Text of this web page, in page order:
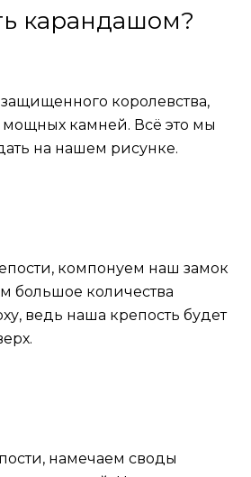
карандашом?
королевства,
камней. Всё это мы
на нашем рисунке.
компонуем наш замок
большое количества
ведь наша крепость будет
намечаем своды